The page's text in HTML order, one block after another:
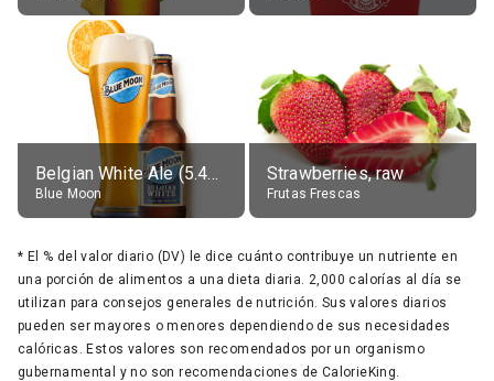
Belgian White Ale (5.4% alc.)
Blue Moon
Strawberries, raw
Frutas Frescas
* El % del valor diario (DV) le dice cuánto contribuye un nutriente en
una porción de alimentos a una dieta diaria. 2,000 calorías al día se
utilizan para consejos generales de nutrición. Sus valores diarios
pueden ser mayores o menores dependiendo de sus necesidades
calóricas. Estos valores son recomendados por un organismo
gubernamental y no son recomendaciones de CalorieKing.